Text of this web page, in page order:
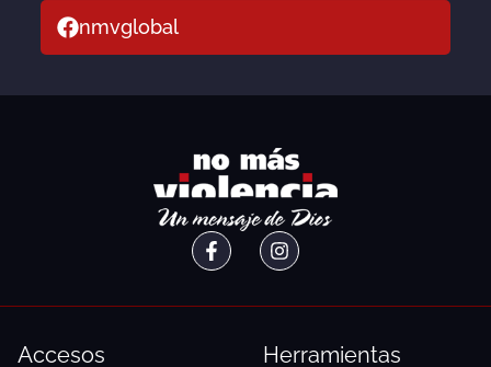
nmvglobal
F
a
I
n
r
Accesos Herramientas